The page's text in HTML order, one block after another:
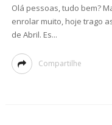
Olá pessoas, tudo bem?
enrolar muito, hoje trago
de Abril. Es...
Compartilhe